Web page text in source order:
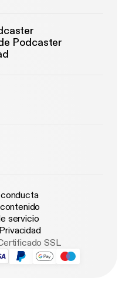
Podcaster
servicio
SSL